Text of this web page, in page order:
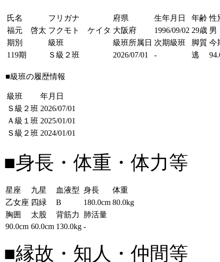
氏名 フリガナ 府県 生年月日 年齢 性
福元 啓太 フクモト ケイタ 大阪府 1996/09/02 29歳 男
期別
級班 級班所属日 次期級班 脚質 今
119期
Ｓ級２班 2026/07/01 - 逃
■級班の履歴情報
級班
年月日
Ｓ級２班 2026/07/01
Ａ級１班 2025/01/01
Ｓ級２班 2024/01/01
■身長・体重・体力等
星座 九星 血液型 身長
体重
乙女座 四緑 B 180.0cm 80.0kg
胸囲
太股 背筋力
肺活量
90.0cm 60.0cm 130.0kg -
■縁故・知人・仲間等